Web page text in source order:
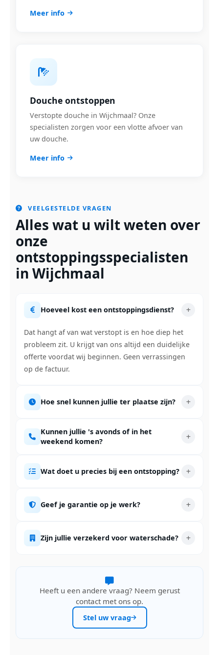
Meer info
Douche ontstoppen
Verstopte douche in Wijchmaal? Onze
specialisten zorgen voor een vlotte afvoer van
uw douche.
Meer info
VEELGESTELDE VRAGEN
Alles wat u wilt weten over
onze
ontstoppingsspecialisten
in Wijchmaal
Hoeveel kost een ontstoppingsdienst?
Dat hangt af van wat verstopt is en hoe diep het
probleem zit. U krijgt van ons altijd een duidelijke
offerte voordat wij beginnen. Geen verrassingen
op de factuur.
Hoe snel kunnen jullie ter plaatse zijn?
Kunnen jullie 's avonds of in het
weekend komen?
Wat doet u precies bij een ontstopping?
Geef je garantie op je werk?
Zijn jullie verzekerd voor waterschade?
Heeft u een andere vraag? Neem gerust
contact met ons op.
Stel uw vraag